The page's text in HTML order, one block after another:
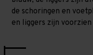
de schoringen en
en liggers zijn